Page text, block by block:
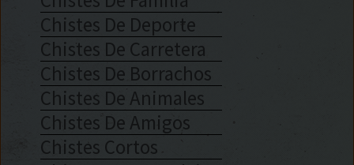
Chistes De Deporte
Chistes De Carretera
Chistes De Borrachos
Chistes De Animales
Chistes De Amigos
Chistes Cortos